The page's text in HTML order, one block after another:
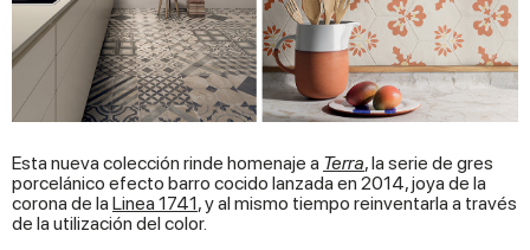
Esta nueva colección rinde homenaje a Terra, la serie de gres
porcelánico efecto barro cocido lanzada en 2014, joya de la
corona de la Linea 1741, y al mismo tiempo reinventarla a través
de la utilización del color.